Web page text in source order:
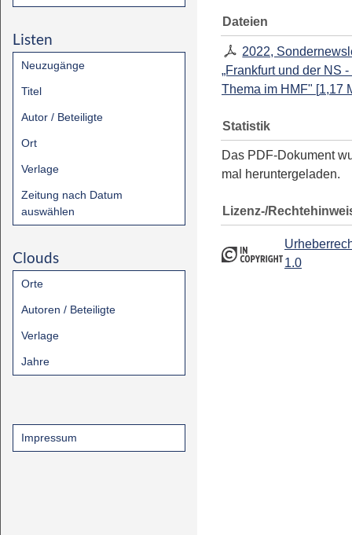
Listen
Neuzugänge
Titel
Autor / Beteiligte
Ort
Verlage
Zeitung nach Datum
auswählen
Clouds
Orte
Autoren / Beteiligte
Verlage
Jahre
Impressum
Dateien
2022,
„Frankfurt und der NS
Thema im HMF" [1,17
Statistik
Das PDF-Dokument
mal heruntergeladen.
Lizenz-/
1.0